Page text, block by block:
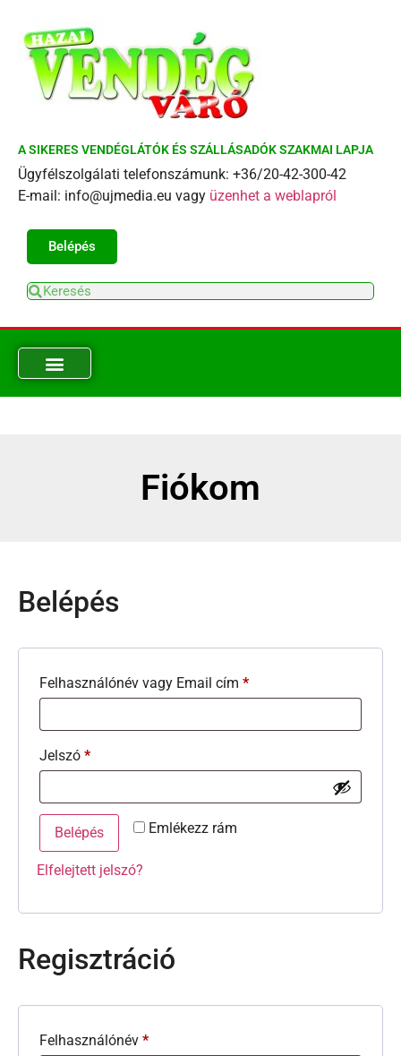
A SIKERES VENDÉGLÁTÓK ÉS SZÁLLÁSADÓK SZAKMAI LAPJA
Ügyfélszolgálati telefonszámunk: +36/20-42-300-42
E-mail: info@ujmedia.eu vagy üzenhet a weblapról
Belépés
Fiókom
Belépés
Felhasználónév vagy Email cím *
Jelszó *
Emlékezz rám
Belépés
Elfelejtett jelszó?
Regisztráció
Felhasználónév *